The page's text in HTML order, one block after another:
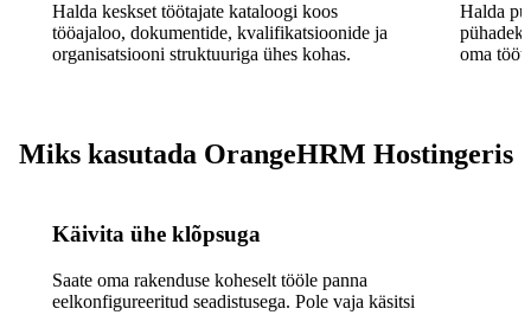
Halda keskset töötajate kataloogi koos
tööajaloo, dokumentide, kvalifikatsioonide ja
organisatsiooni struktuuriga ühes kohas.
Halda
oma
Miks kasutada OrangeHRM Hostingeris
Käivita ühe klõpsuga
Saate oma rakenduse koheselt tööle panna
eelkonfigureeritud seadistusega. Pole vaja käsitsi